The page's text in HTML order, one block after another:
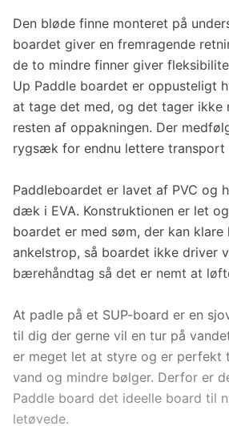
Den bløde finne monteret på
boardet giver en fremragende
de to mindre finner giver
Up Paddle boardet er oppusteligt
at tage det med, og det tager ikke
resten af oppakningen. Der
rygsæk for endnu lettere transport
Paddleboardet er lavet af PVC og
dæk i EVA. Konstruktionen er let
boardet er med søm, der kan
ankelstrop, så boardet ikke driver
bærehåndtag så det er nemt at
At padle på et SUP-board er en
til dig der gerne vil en tur på
er meget let at styre og er perfekt
vand og mindre bølger. Derfor er
Paddle board det ideelle board til
letøvede.